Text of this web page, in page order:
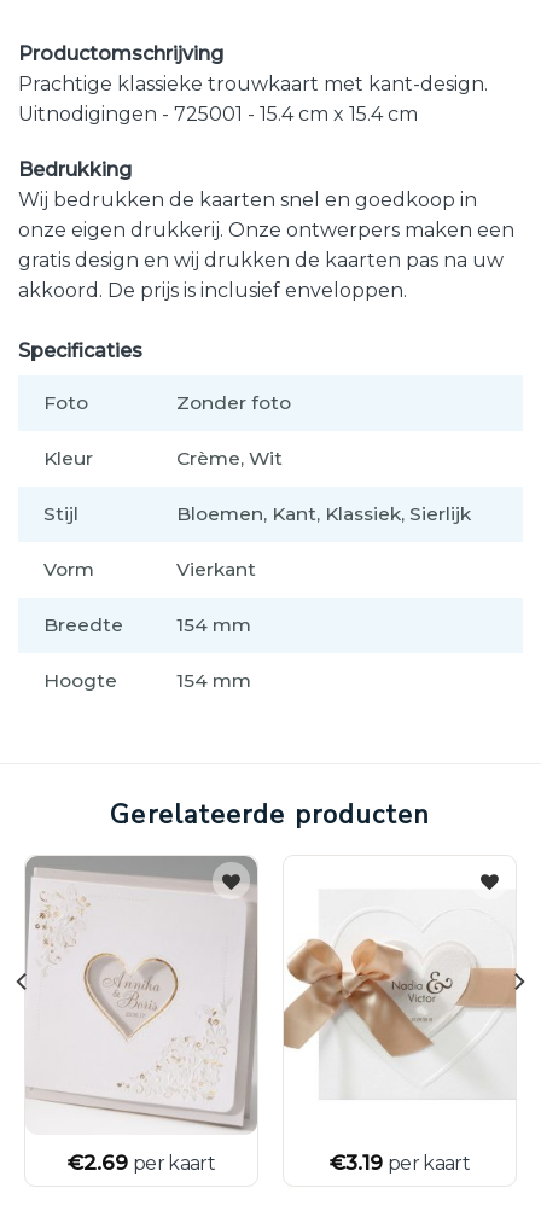
Productomschrijving
Prachtige klassieke trouwkaart met kant-design.
Uitnodigingen - 725001 - 15.4 cm x 15.4 cm
Bedrukking
Wij bedrukken de kaarten snel en goedkoop in
onze eigen drukkerij. Onze ontwerpers maken een
gratis design en wij drukken de kaarten pas na uw
akkoord. De prijs is inclusief enveloppen.
Specificaties
Foto Zonder foto
Kleur Crème, Wit
Stijl Bloemen, Kant, Klassiek, Sierlijk
Vorm Vierkant
Breedte 154 mm
Hoogte 154 mm
Gerelateerde producten
€2.69 per kaart €3.19 per kaart